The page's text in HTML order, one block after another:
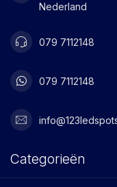
Nederland
079 7112148
079 7112148
Categorieën